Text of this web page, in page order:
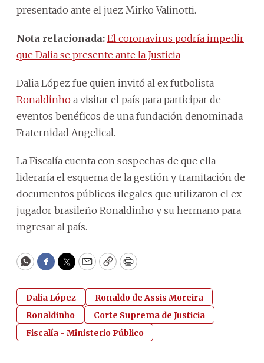
presentado ante el juez Mirko Valinotti.
Nota relacionada: El coronavirus podría impedir
que Dalia se presente ante la Justicia
Dalia López fue quien invitó al ex futbolista
Ronaldinho a visitar el país para participar de
eventos benéficos de una fundación denominada
Fraternidad Angelical.
La Fiscalía cuenta con sospechas de que ella
lideraría el esquema de la gestión y tramitación de
documentos públicos ilegales que utilizaron el ex
jugador brasileño Ronaldinho y su hermano para
ingresar al país.
WhatsApp
Facebook
Twitter
EmailCopyPrint
Dalia López
Ronaldo de Assis Moreira
Ronaldinho
Corte Suprema de Justicia
Fiscalía - Ministerio Público